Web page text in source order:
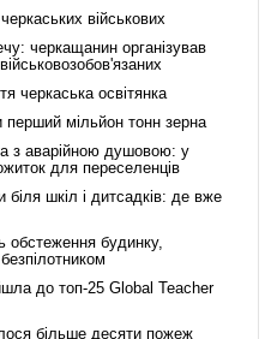
військових
черкащанин організував
черкаська освітянка
перший мільйон тонн зерна
з аварійною душовою: у
для переселенців
шкіл і дитсадків: де вже
обстеження будинку,
до топ-25 Global Teacher
більше десяти пожеж